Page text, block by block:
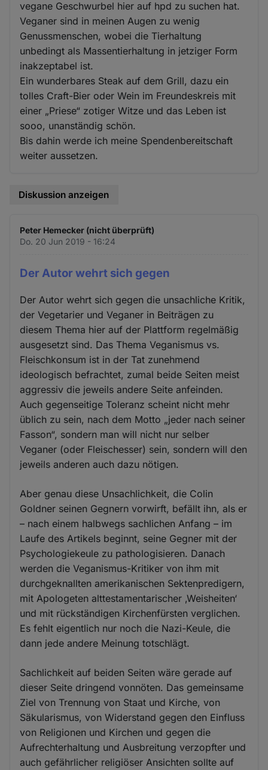
vegane Geschwurbel hier auf hpd zu suchen hat.
Veganer sind in meinen Augen zu wenig
Genussmenschen, wobei die Tierhaltung
unbedingt als Massentierhaltung in jetziger Form
inakzeptabel ist.
Ein wunderbares Steak auf dem Grill, dazu ein
tolles Craft-Bier oder Wein im Freundeskreis mit
einer „Priese“ zotiger Witze und das Leben ist
sooo, unanständig schön.
Bis dahin werde ich meine Spendenbereitschaft
weiter aussetzen.
Diskussion anzeigen
Peter Hemecker (nicht überprüft)
Do. 20 Jun 2019 - 16:24
Der Autor wehrt sich gegen
Der Autor wehrt sich gegen die unsachliche Kritik,
der Vegetarier und Veganer in Beiträgen zu
diesem Thema hier auf der Plattform regelmäßig
ausgesetzt sind. Das Thema Veganismus vs.
Fleischkonsum ist in der Tat zunehmend
ideologisch befrachtet, zumal beide Seiten meist
aggressiv die jeweils andere Seite anfeinden.
Auch gegenseitige Toleranz scheint nicht mehr
üblich zu sein, nach dem Motto „jeder nach seiner
Fasson“, sondern man will nicht nur selber
Veganer (oder Fleischesser) sein, sondern will den
jeweils anderen auch dazu nötigen.
Aber genau diese Unsachlichkeit, die Colin
Goldner seinen Gegnern vorwirft, befällt ihn, als er
– nach einem halbwegs sachlichen Anfang – im
Laufe des Artikels beginnt, seine Gegner mit der
Psychologiekeule zu pathologisieren. Danach
werden die Veganismus-Kritiker von ihm mit
durchgeknallten amerikanischen Sektenpredigern,
mit Apologeten alttestamentarischer ‚Weisheiten‘
und mit rückständigen Kirchenfürsten verglichen.
Es fehlt eigentlich nur noch die Nazi-Keule, die
dann jede andere Meinung totschlägt.
Sachlichkeit auf beiden Seiten wäre gerade auf
dieser Seite dringend vonnöten. Das gemeinsame
Ziel von Trennung von Staat und Kirche, von
Säkularismus, von Widerstand gegen den Einfluss
von Religionen und Kirchen und gegen die
Aufrechterhaltung und Ausbreitung verzopfter und
auch gefährlicher religiöser Ansichten sollte auf